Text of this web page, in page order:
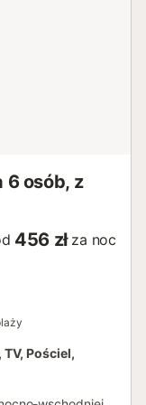
osób, z
456 zł za noc
Pościel,